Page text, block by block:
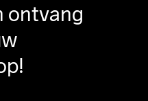
ontvang